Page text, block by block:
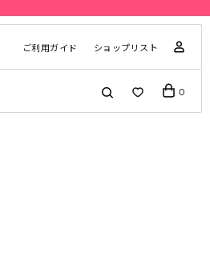
ご利用ガイド ショップリスト
0